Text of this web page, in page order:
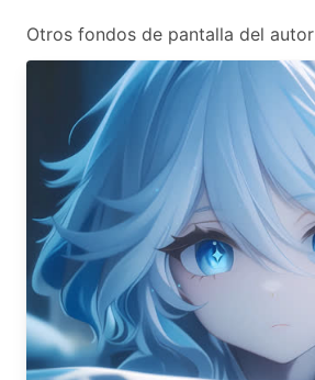
Otros fondos de pantalla del autor